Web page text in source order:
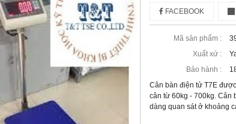
FACEBOOK
Mã sản phẩm :
Xuất xứ :
Bảo hành :
Cân bàn điện tử T7E
cân từ 60kg - 700kg. Cân
dàng quan sát ở khoảng